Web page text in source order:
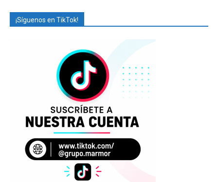
¡Síguenos en TikTok!